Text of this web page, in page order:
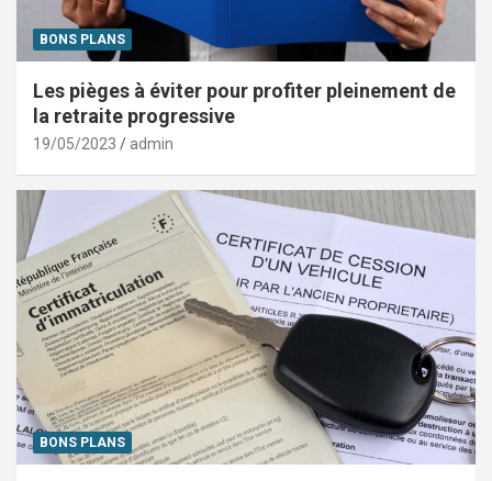
BONS PLANS
Les pièges à éviter pour profiter pleinement de
la retraite progressive
19/05/2023 admin
BONS PLANS